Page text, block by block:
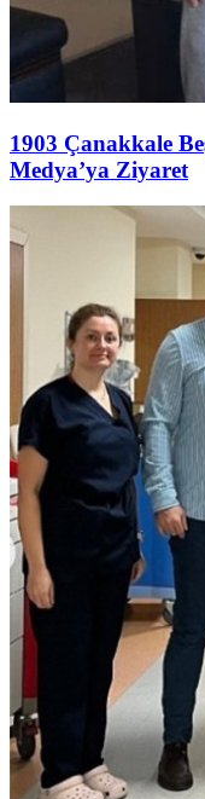
1903 Çanakkale
Medya’ya Ziyaret